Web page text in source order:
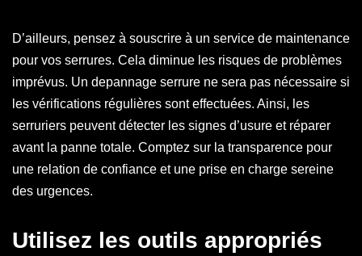
D’ailleurs, pensez à souscrire à un service de maintenance
pour vos serrures. Cela diminue les risques de problèmes
imprévus. Un depannage serrure ne sera pas nécessaire si
les vérifications régulières sont effectuées. Ainsi, les
serruriers peuvent détecter les signes d’usure et réparer
avant la panne totale. Comptez sur la transparence pour
une relation de confiance et une prise en charge sereine
des urgences.
Utilisez les outils appropriés